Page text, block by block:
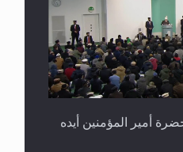
أمير المؤمنين أيده